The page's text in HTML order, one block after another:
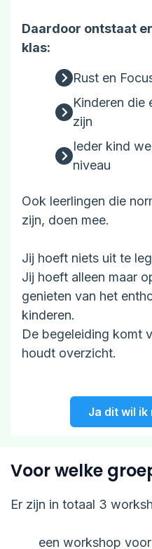
Daardoor ontstaat
klas:
Rust en
Kinderen die
zijn
Ieder kind
niveau
Ook leerlingen die
zijn, doen mee.
Jij hoeft niets uit te
Jij hoeft alleen maar
genieten van het
kinderen.
De begeleiding komt
houdt overzicht.
Ja dit wil ik
Voor welke
Er zijn in totaal 3
een workshop voor